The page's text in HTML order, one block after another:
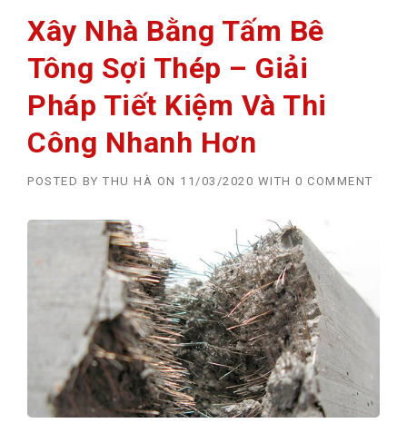
Xây Nhà Bằng Tấm Bê
Tông Sợi Thép – Giải
Pháp Tiết Kiệm Và Thi
Công Nhanh Hơn
POSTED BY THU HÀ ON 11/03/2020 WITH 0 COMMENT